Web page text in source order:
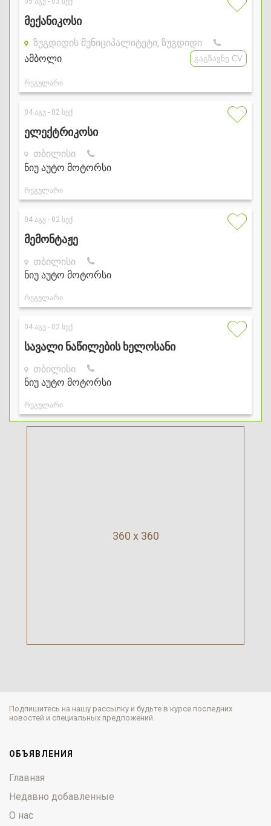
360 x 360
Подпишитесь на нашу рассылку и будьте в курсе последних
новостей и специальных предложений.
ОБЪЯВЛЕНИЯ
Главная
Недавно добавленные
О нас